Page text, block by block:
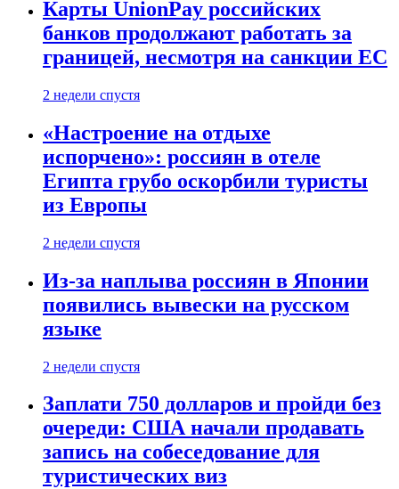
Карты UnionPay российских
банков продолжают работать за
границей, несмотря на санкции ЕС
2 недели спустя
«Настроение на отдыхе
испорчено»: россиян в отеле
Египта грубо оскорбили туристы
из Европы
2 недели спустя
Из-за наплыва россиян в Японии
появились вывески на русском
языке
2 недели спустя
Заплати 750 долларов и пройди без
очереди: США начали продавать
запись на собеседование для
туристических виз